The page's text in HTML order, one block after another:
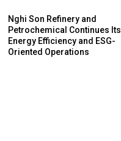
Nghi Son Refinery and
Petrochemical Continues Its
Energy Efficiency and ESG-
Oriented Operations